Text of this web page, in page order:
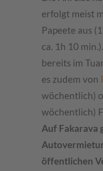
erfolgt meist
Papeete aus
ca. 1h 10
bereits im
es zudem von
wöchentlich)
wöchentlich)
Auf Fakarava
öffentlichen